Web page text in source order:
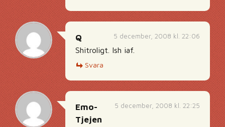
5 december, 2008 kl. 22:06
Q
Shitroligt. Ish iaf.
Svara
5 december, 2008 kl. 22:25
Emo-
Tjejen